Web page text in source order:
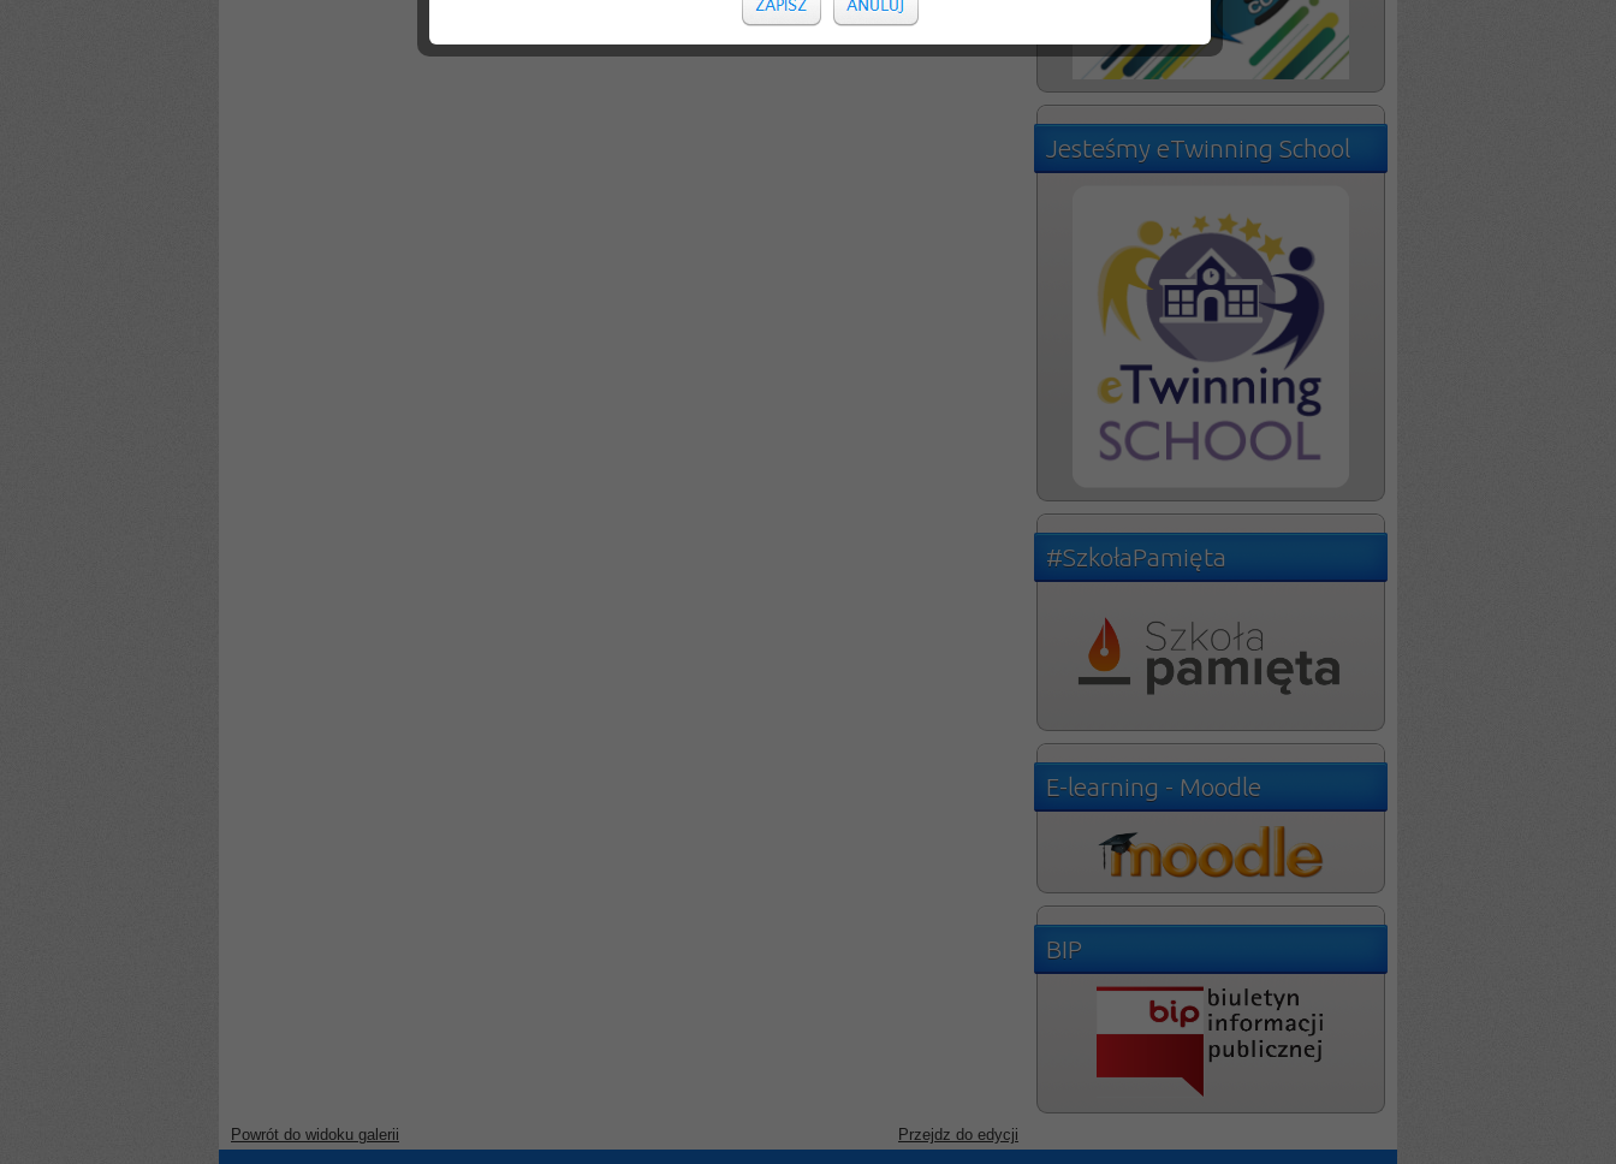
Jesteśmy eTwinning School
#SzkołaPamięta
E-learning - Moodle
BIP
Powrót do widoku galerii Przejdz do edycji